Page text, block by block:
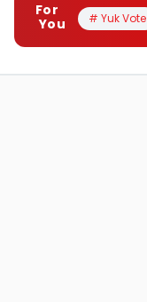
For
You
# Yuk Vote